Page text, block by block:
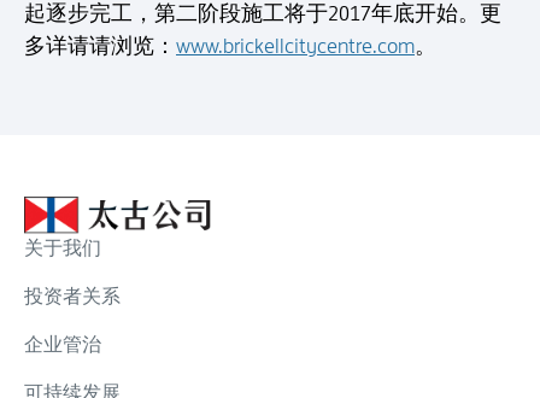
起逐步完工，第二阶段施工将于2017年底开始。更
多详请请浏览： www.brickellcitycentre.com。
关于我们
投资者关系
企业管治
可持续发展